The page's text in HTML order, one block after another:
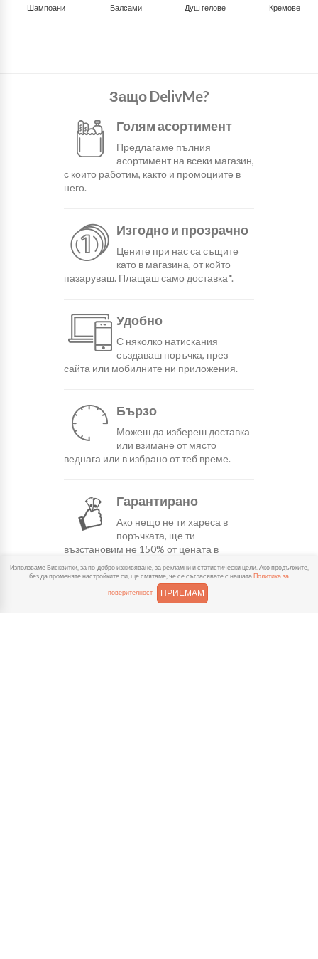
Шампоани Балсами Душ гелове Кремове
Защо DelivMe?
Голям асортимент
Предлагаме пълния
асортимент на всеки магазин,
с които работим, както и промоциите в
него.
Изгодно и прозрачно
Цените при нас са същите
като в магазина, от който
пазаруваш. Плащаш само доставка*.
Удобно
С няколко натискания
създаваш поръчка, през
сайта или мобилните ни приложения.
Бързо
Можеш да избереш доставка
или взимане от място
веднага или в избрано от теб време.
Гарантирано
Ако нещо не ти хареса в
поръчката, ще ти
възстановим не 150% от цената в
профила.
Лесно плащане
Използваме Бисквитки, за по-добро изживяване, за рекламни и статистически цели. Ако продължите,
без да променяте настройките си, ще смятаме, че се съгласявате с нашатаПолитика за
поверителност ПРИЕМАМ